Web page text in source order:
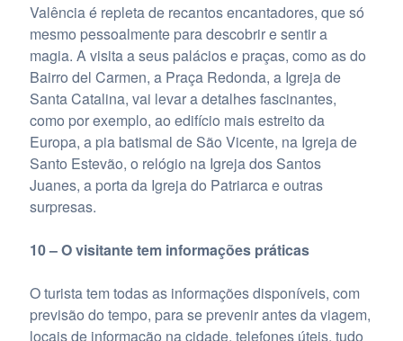
Valência é repleta de recantos encantadores, que só
mesmo pessoalmente para descobrir e sentir a
magia. A visita a seus palácios e praças, como as do
Bairro del Carmen, a Praça Redonda, a Igreja de
Santa Catalina, vai levar a detalhes fascinantes,
como por exemplo, ao edifício mais estreito da
Europa, a pia batismal de São Vicente, na Igreja de
Santo Estevão, o relógio na Igreja dos Santos
Juanes, a porta da Igreja do Patriarca e outras
surpresas.
10 – O visitante tem informações práticas
O turista tem todas as informações disponíveis, com
previsão do tempo, para se prevenir antes da viagem,
locais de informação na cidade, telefones úteis, tudo